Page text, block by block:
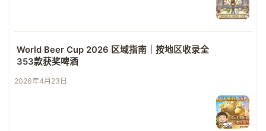
World Beer Cup 2026 区域指南｜按地区收录全
353款获奖啤酒
2026年4月23日